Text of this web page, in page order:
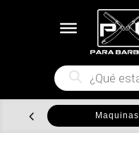
Búsqueda
de
productos
Maquinas